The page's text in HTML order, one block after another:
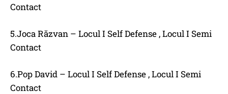
Contact
5.Joca Răzvan – Locul I Self Defense , Locul I Semi
Contact
6.Pop David – Locul I Self Defense , Locul I Semi
Contact